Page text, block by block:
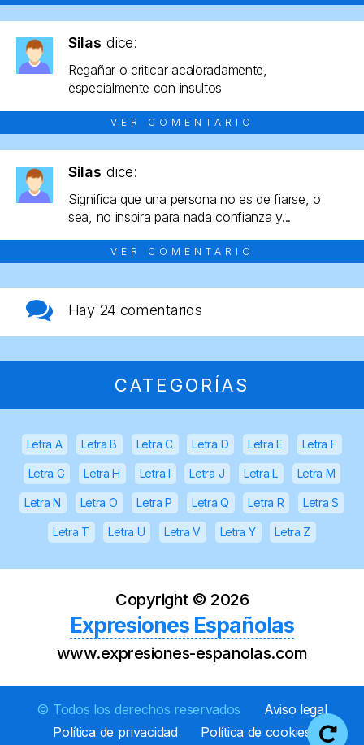
Silas dice:
Regañar o criticar acaloradamente,
especialmente con insultos
VER COMENTARIO
Silas dice:
Significa que una persona no es de fiarse, o
sea, no inspira para nada confianza y...
VER COMENTARIO
Hay 24 comentarios
CATEGORÍAS
Letra A Letra B Letra C Letra D Letra E Letra F
Letra G Letra H Letra I Letra J Letra L Letra M
Letra N Letra O Letra P Letra Q Letra R Letra S
Letra T Letra U Letra V Letra Y Letra Z
Copyright © 2026
Expresiones Españolas
www.expresiones-espanolas.com
© Todos los derechos reservados
Aviso legal
Política de privacidad
Política de cookies